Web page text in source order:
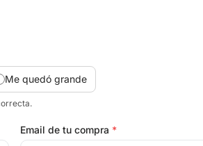
Me quedó grande
Email de tu compra *